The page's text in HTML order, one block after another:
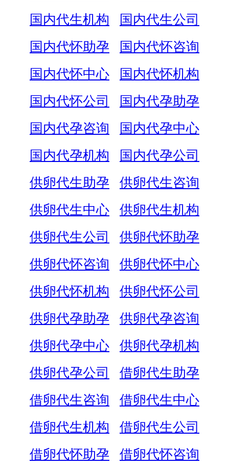
国内代生机构
国内代生公司
国内代怀助孕
国内代怀咨询
国内代怀中心
国内代怀机构
国内代怀公司
国内代孕助孕
国内代孕咨询
国内代孕中心
国内代孕机构
国内代孕公司
供卵代生助孕
供卵代生咨询
供卵代生中心
供卵代生机构
供卵代生公司
供卵代怀助孕
供卵代怀咨询
供卵代怀中心
供卵代怀机构
供卵代怀公司
供卵代孕助孕
供卵代孕咨询
供卵代孕中心
供卵代孕机构
供卵代孕公司
借卵代生助孕
借卵代生咨询
借卵代生中心
借卵代生机构
借卵代生公司
借卵代怀助孕
借卵代怀咨询